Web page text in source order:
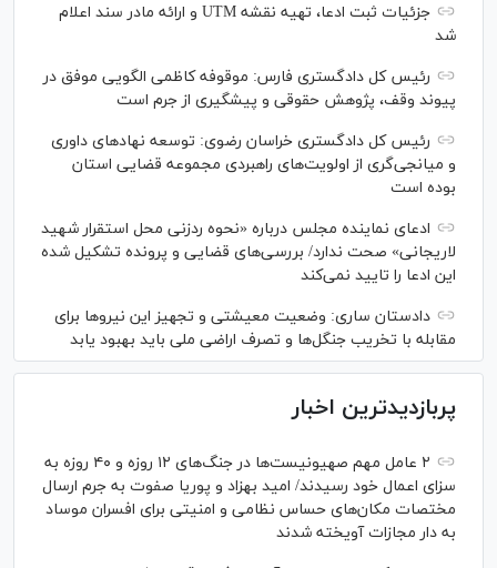
جزئیات ثبت ادعا، تهیه نقشه UTM و ارائه مادر سند اعلام
شد
رئیس کل دادگستری فارس: موقوفه کاظمی الگویی موفق در
پیوند وقف، پژوهش حقوقی و پیشگیری از جرم است
رئیس کل دادگستری خراسان رضوی: توسعه نهاد‌های داوری
و میانجی‌گری از اولویت‌های راهبردی مجموعه قضایی استان
بوده است
ادعای نماینده مجلس درباره «نحوه ردزنی محل استقرار شهید
لاریجانی» صحت ندارد/ بررسی‌های قضایی و پرونده تشکیل شده
این ادعا را تایید نمی‌کند
دادستان ساری: وضعیت معیشتی و تجهیز این نیرو‌ها برای
مقابله با تخریب جنگل‌ها و تصرف اراضی ملی باید بهبود یابد
پربازدیدترین اخبار
۲ عامل مهم صهیونیست‌ها در جنگ‌های ۱۲ روزه و ۴۰ روزه به
سزای اعمال خود رسیدند/ امید بهزاد و پوریا صفوت به جرم ارسال
مختصات مکان‌های حساس نظامی و امنیتی برای افسران موساد
به دار مجازات آویخته شدند